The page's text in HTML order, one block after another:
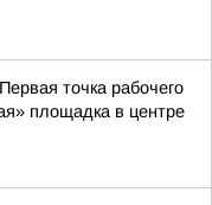
точка рабочего
площадка в центре